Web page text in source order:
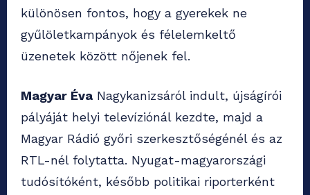
különösen fontos, hogy a gyerekek ne
gyűlöletkampányok és félelemkeltő
üzenetek között nőjenek fel.
Magyar Éva Nagykanizsáról indult, újságírói
pályáját helyi televíziónál kezdte, majd a
Magyar Rádió győri szerkesztőségénél és az
RTL-nél folytatta. Nyugat-magyarországi
tudósítóként, később politikai riporterként